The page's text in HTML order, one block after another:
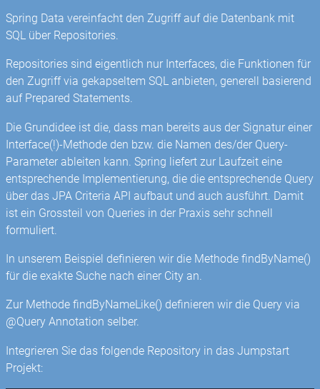
Spring Data vereinfacht den Zugriff auf die Datenbank mit
SQL über Repositories.
Repositories sind eigentlich nur Interfaces, die Funktionen für
den Zugriff via gekapseltem SQL anbieten, generell basierend
auf Prepared Statements.
Die Grundidee ist die, dass man bereits aus der Signatur einer
Interface(!)-Methode den bzw. die Namen des/der Query-
Parameter ableiten kann. Spring liefert zur Laufzeit eine
entsprechende Implementierung, die die entsprechende Query
über das JPA Criteria API aufbaut und auch ausführt. Damit
ist ein Grossteil von Queries in der Praxis sehr schnell
formuliert.
In unserem Beispiel definieren wir die Methode findByName()
für die exakte Suche nach einer City an.
Zur Methode findByNameLike() definieren wir die Query via
@Query Annotation selber.
Integrieren Sie das folgende Repository in das Jumpstart
Projekt: